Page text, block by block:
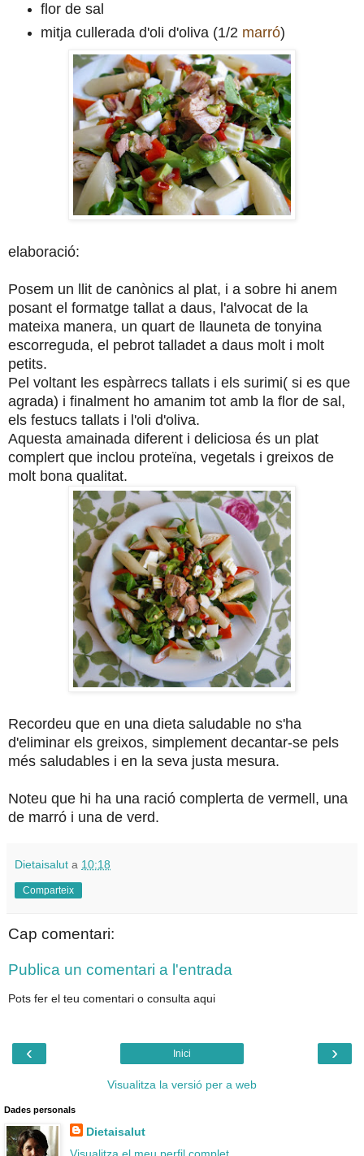
flor de sal
mitja cullerada d'oli d'oliva (1/2 marró)
elaboració:
Posem un llit de canònics al plat, i a sobre hi anem
posant el formatge tallat a daus, l'alvocat de la
mateixa manera, un quart de llauneta de tonyina
escorreguda, el pebrot talladet a daus molt i molt
petits.
Pel voltant les espàrrecs tallats i els surimi( si es que
agrada) i finalment ho amanim tot amb la flor de sal,
els festucs tallats i l'oli d'oliva.
Aquesta amainada diferent i deliciosa és un plat
complert que inclou proteïna, vegetals i greixos de
molt bona qualitat.
Recordeu que en una dieta saludable no s'ha
d'eliminar els greixos, simplement decantar-se pels
més saludables i en la seva justa mesura.
Noteu que hi ha una ració complerta de vermell, una
de marró i una de verd.
Dietaisalut a 10:18
Comparteix
Cap comentari:
Publica un comentari a l'entrada
Pots fer el teu comentari o consulta aqui
‹ ›
Inici
Visualitza la versió per a web
Dades personals
Dietaisalut
Visualitza el meu perfil complet